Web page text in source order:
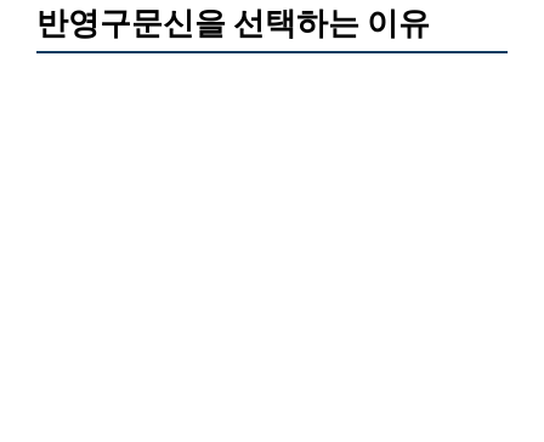
반영구문신을 선택하는 이유